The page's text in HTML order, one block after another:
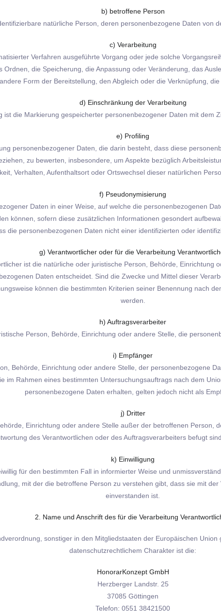
b) betroffene Person
natürliche Person, deren personenbezogene Daten von
c) Verarbeitung
Verfahren ausgeführte Vorgang oder jede solche
die Speicherung, die Anpassung oder Veränderung, das
Form der Bereitstellung, den Abgleich oder die Verknüpfung,
d) Einschränkung der Verarbeitung
ist die Markierung gespeicherter personenbezogener Daten mit dem
e) Profiling
personenbezogener Daten, die darin besteht, dass diese
zu bewerten, insbesondere, um Aspekte bezüglich
Verhalten, Aufenthaltsort oder Ortswechsel dieser natürlichen
f) Pseudonymisierung
Daten in einer Weise, auf welche die personenbezogenen
können, sofern diese zusätzlichen Informationen gesondert
die personenbezogenen Daten nicht einer identifizierten oder
g) Verantwortlicher oder für die Verarbeitung
ist die natürliche oder juristische Person, Behörde,
Daten entscheidet. Sind die Zwecke und Mittel dieser
können die bestimmten Kriterien seiner Benennung nach
werden.
h) Auftragsverarbeiter
Person, Behörde, Einrichtung oder andere Stelle, die
i) Empfänger
Behörde, Einrichtung oder andere Stelle, der personenbezogene
im Rahmen eines bestimmten Untersuchungsauftrags nach dem
personenbezogene Daten erhalten, gelten jedoch nicht als
j) Dritter
Einrichtung oder andere Stelle außer der betroffenen Person,
des Verantwortlichen oder des Auftragsverarbeiters befugt
k) Einwilligung
für den bestimmten Fall in informierter Weise und
mit der die betroffene Person zu verstehen gibt, dass sie mit
einverstanden ist.
2. Name und Anschrift des für die Verarbeitung
sonstiger in den Mitgliedstaaten der Europäischen
datenschutzrechtlichem Charakter ist die:
HonorarKonzept GmbH
Herzberger Landstr. 25
37085 Göttingen
Telefon: 0551 38421500